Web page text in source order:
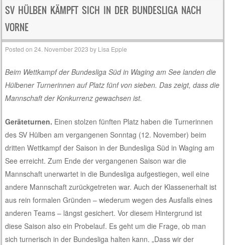
SV HÜLBEN KÄMPFT SICH IN DER BUNDESLIGA NACH
VORNE
Posted on24. November 2023 by Lisa Epple
Beim Wettkampf der Bundesliga Süd in Waging am See landen die
Hülbener Turnerinnen auf Platz fünf von sieben. Das zeigt, dass die
Mannschaft der Konkurrenz gewachsen ist.
Geräteturnen. Einen stolzen fünften Platz haben die Turnerinnen
des SV Hülben am vergangenen Sonntag (12. November) beim
dritten Wettkampf der Saison in der Bundesliga Süd in Waging am
See erreicht. Zum Ende der vergangenen Saison war die
Mannschaft unerwartet in die Bundesliga aufgestiegen, weil eine
andere Mannschaft zurückgetreten war. Auch der Klassenerhalt ist
aus rein formalen Gründen – wiederum wegen des Ausfalls eines
anderen Teams – längst gesichert. Vor diesem Hintergrund ist
diese Saison also ein Probelauf. Es geht um die Frage, ob man
sich turnerisch in der Bundesliga halten kann. „Dass wir der